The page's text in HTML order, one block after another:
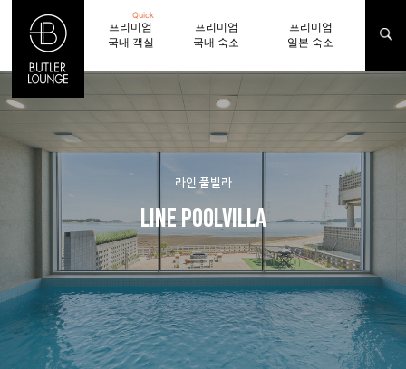
프리미엄
국내 객실
Quick
프리미엄
국내 숙소
프리미엄
일본 숙소
라인 풀빌라
LINE POOLVILLA